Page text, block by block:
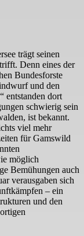
trägt seinen
Denn eines der
Bundesforste
und den
entstanden dort
schwierig sein
ist bekannt.
viel mehr
für Gamswild
möglich
Bemühungen auch
verausgaben sich
– ein
und den